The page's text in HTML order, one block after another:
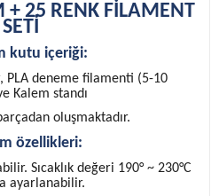
+ 25 RENK FİLAMENT
SETİ
kutu içeriği:
PLA deneme filamenti (5-10
Kalem standı
oluşmaktadır.
özellikleri:
Sıcaklık değeri 190° ~ 230°C
ayarlanabilir.